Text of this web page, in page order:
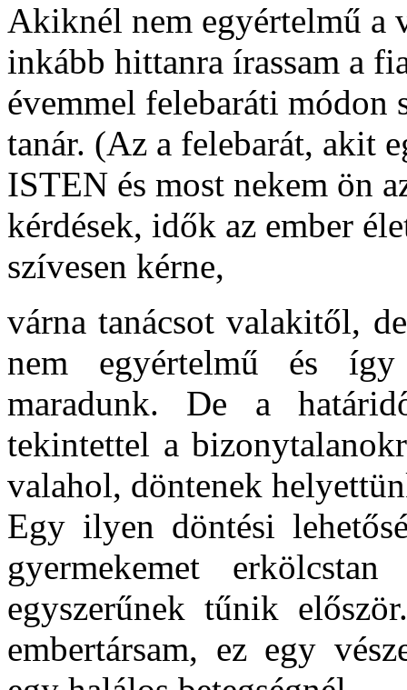
Akiknél nem egyértelmű a
inkább hittanra írassam a
évemmel felebaráti módon
tanár. (Az a felebarát, akit
ISTEN és most nekem ön
kérdések, idők az ember
szívesen kérne,
várna tanácsot valakitől,
nem egyértelmű és így
maradunk. De a
tekintettel a
valahol, döntenek
Egy ilyen döntési
gyermekemet
egyszerűnek tűnik
embertársam, ez egy